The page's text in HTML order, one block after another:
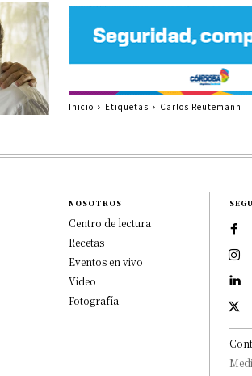
Inicio Etiquetas Carlos Reutemann
NOSOTROS
Centro de lectura
Recetas
Eventos en vivo
Video
Fotografía